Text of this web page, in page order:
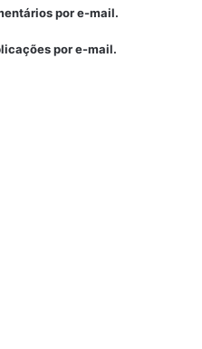
por e-mail.
por e-mail.